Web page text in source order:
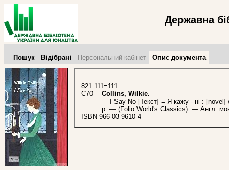
Державна
Пошук Відібрані Персональний кабінет Опис документа
821.111=111
C70
Collins, Wilkie.
I Say No [Текст] = Я кажу - ні :
p. — (Folio World's Classics). — Англ.
ISBN 966-03-9610-4